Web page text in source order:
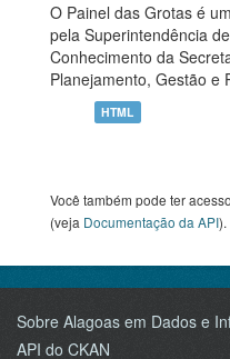
O Painel das Grotas é
pela Superintendência
Conhecimento da
Planejamento, Gestão e
HTML
Você também pode ter
(veja Documentação da API).
Sobre Alagoas em Dados e
API do CKAN